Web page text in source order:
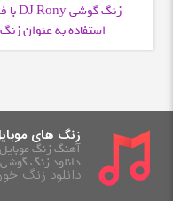
زنگ گوشی DJ Rony با فرمت
استفاده به عنوان
زنگ های
آهنگ زنگ موبایل
دانلود زنگ گوشی
دانلود زنگ